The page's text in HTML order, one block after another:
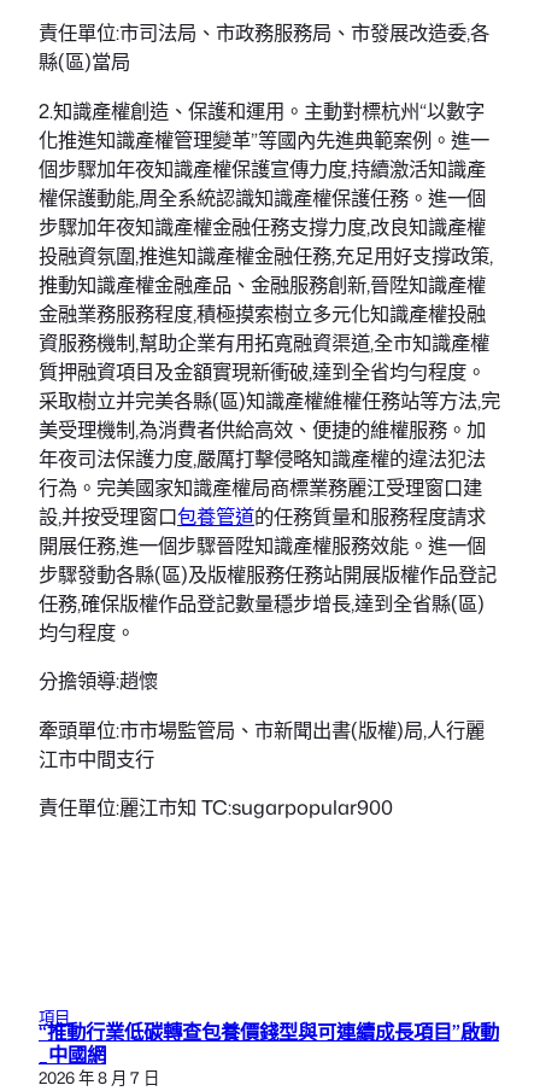
責任單位:市司法局、市政務服務局、市發展改造委,各
縣(區)當局
2.知識產權創造、保護和運用。主動對標杭州“以數字
化推進知識產權管理變革”等國內先進典範案例。進一
個步驟加年夜知識產權保護宣傳力度,持續激活知識產
權保護動能,周全系統認識知識產權保護任務。進一個
步驟加年夜知識產權金融任務支撐力度,改良知識產權
投融資氛圍,推進知識產權金融任務,充足用好支撐政策,
推動知識產權金融產品、金融服務創新,晉陞知識產權
金融業務服務程度,積極摸索樹立多元化知識產權投融
資服務機制,幫助企業有用拓寬融資渠道,全市知識產權
質押融資項目及金額實現新衝破,達到全省均勻程度。
采取樹立并完美各縣(區)知識產權維權任務站等方法,完
美受理機制,為消費者供給高效、便捷的維權服務。加
年夜司法保護力度,嚴厲打擊侵略知識產權的違法犯法
行為。完美國家知識產權局商標業務麗江受理窗口建
設,并按受理窗口包養管道的任務質量和服務程度請求
開展任務,進一個步驟晉陞知識產權服務效能。進一個
步驟發動各縣(區)及版權服務任務站開展版權作品登記
任務,確保版權作品登記數量穩步增長,達到全省縣(區)
均勻程度。
分擔領導:趙懷
牽頭單位:市市場監管局、市新聞出書(版權)局,人行麗
江市中間支行
責任單位:麗江市知 TC:sugarpopular900
項目
“推動行業低碳轉查包養價錢型與可連續成長項目”啟動
_中國網
2026 年 8 月 7 日